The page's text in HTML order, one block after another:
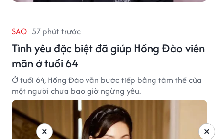
SAO 57 phút trước
Tình yêu đặc biệt đã giúp Hồng Đào viên
mãn ở tuổi 64
Ở tuổi 64, Hồng Đào vẫn bước tiếp bằng tâm thế của
một người chưa bao giờ ngừng yêu.
×
×